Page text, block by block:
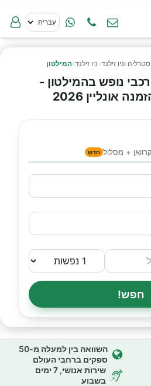
וניו זילנד› ניו זילנד›המילטון
נופש בהמילטון -
אונליין 2026
קרוואן + מסלול חדש
חפש!
השוואה בין למעלה מ-50
ספקים ברחבי העולם
שירות אנושי, 7 ימים
בשבוע